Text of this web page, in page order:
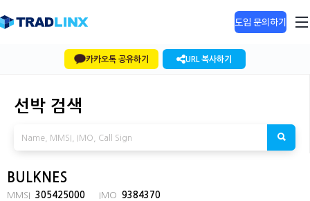
도입 문의하기
카카오톡 공유하기 URL 복사하기
선박 검색
BULKNES
MMSI 305425000 IMO 9384370